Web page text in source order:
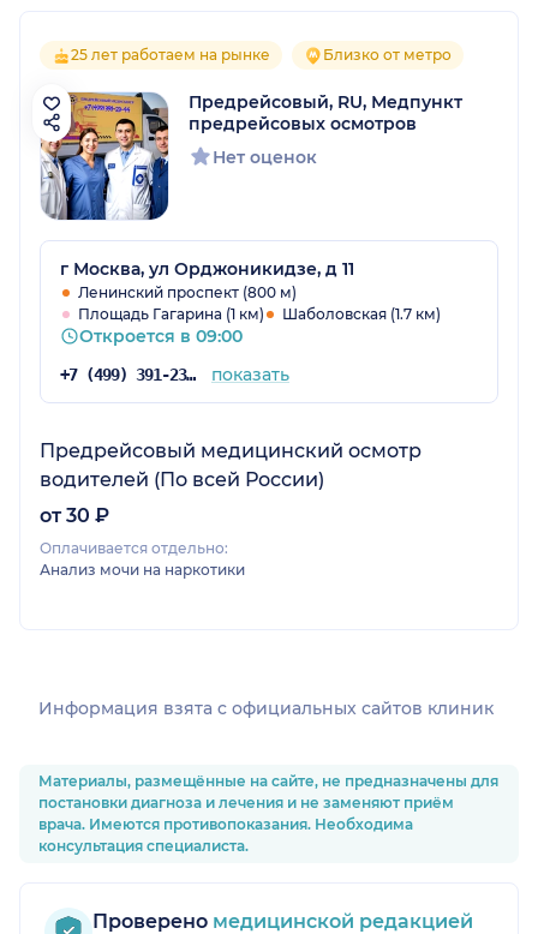
25 лет работаем на рынке Близко от метро
Предрейсовый, RU, Медпункт
предрейсовых осмотров
Нет оценок
г Москва, ул Орджоникидзе, д 11
Ленинский проспект (800 м)
Площадь Гагарина (1 км)
Шаболовская (1.7 км)
Откроется в 09:00
+7 (499) 391-23-44 показать
Предрейсовый медицинский осмотр
водителей (По всей России)
от 30 ₽
Оплачивается отдельно:
Анализ мочи на наркотики
Информация взята c официальных сайтов клиник
Материалы, размещённые на сайте, не предназначены для
постановки диагноза и лечения и не заменяют приём
врача. Имеются противопоказания. Необходима
консультация специалиста.
Проверено медицинской редакцией